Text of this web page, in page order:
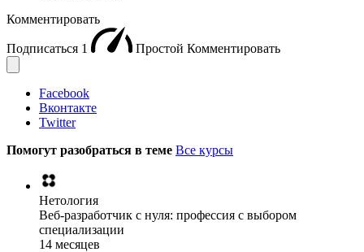
Комментировать
Подписаться 1 Простой Комментировать
Facebook
Вконтакте
Twitter
Помогут разобраться в теме Все курсы
Нетология
Веб-разработчик с нуля: профессия с выбором
специализации
14 месяцев